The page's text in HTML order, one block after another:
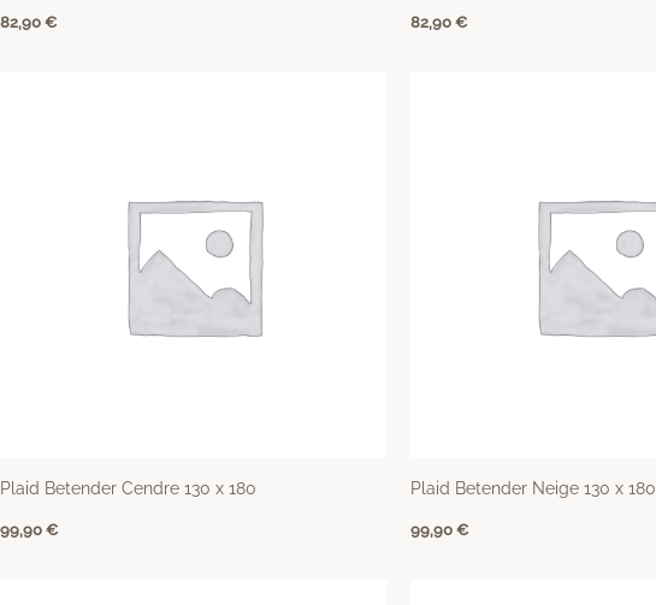
82,90 € 82,90 €
Plaid Betender Cendre 130 x 180
99,90 €
Plaid Betender Neige 130 x 180
99,90 €